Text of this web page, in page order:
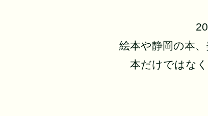
絵本や静岡の本
本だけではな